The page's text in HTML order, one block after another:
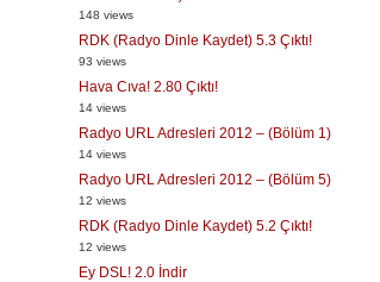
148 views
RDK (Radyo Dinle Kaydet) 5.3 Çıktı!
93 views
Hava Cıva! 2.80 Çıktı!
14 views
Radyo URL Adresleri 2012 – (Bölüm 1)
14 views
Radyo URL Adresleri 2012 – (Bölüm 5)
12 views
RDK (Radyo Dinle Kaydet) 5.2 Çıktı!
12 views
Ey DSL! 2.0 İndir